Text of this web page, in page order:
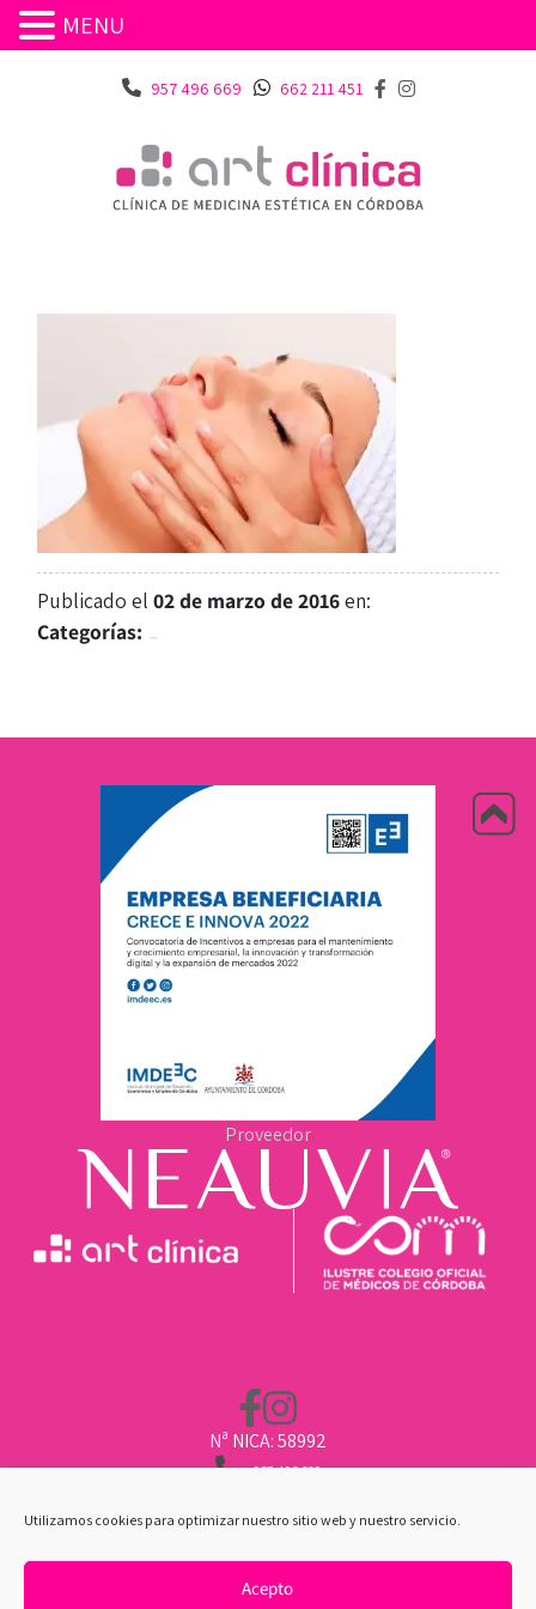
Utilizamos cookies para optimizar nuestro sitio web y nuestro servicio.
Acepto
957 496 669 662 211 451
Publicado el02 de marzo de 2016en:
Categorías:
Nª NICA: 58992
957 496 669
CLINICA@ARTCLINICA.COM
POLÍTICA DE COOKIES|AVISO LEGAL
Proveedor
MENU